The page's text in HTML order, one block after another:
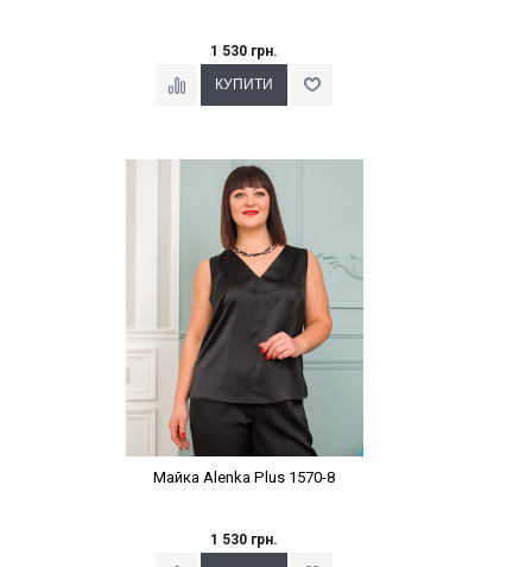
1 530 грн.
Наклейки Варіант з %
Майка Alenka Plus 1570-8
1 530 грн.